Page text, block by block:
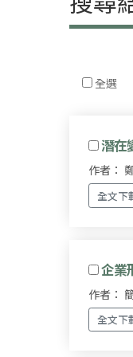
全選
潛在
作者：
全文下
企業
作者：
全文下